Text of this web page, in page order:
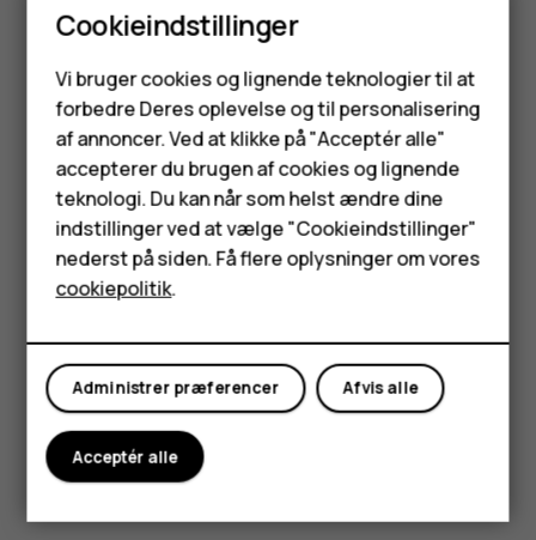
Smartphones
Feature-telefoner
Tilbehør
HMD Terra M
Tablets
Min konto
Brug netværksforbindelser selektivt: Slå kun
Bluetooth til, når det er nødvendigt. Brug en Wi-Fi-
forbindelse til at oprette forbindelse til internettet i
stedet for en mobildataforbindelse. Deaktiver
søgningen efter tilgængelige trådløse netværk på
telefonen. Tryk påIndstillinger >
Netværk og
internet
musik eller bruger telefonen på anden måde og ikke
vil modtage eller foretage opkald, skal du skifte til
flytilstand. Tryk på
Flytilstand afbryder forbindelser til mobilnetværket og slår
enhedens trådløse funktioner fra.
Cookieindstillinger
Vi bruger cookies og lignende teknologier til at
forbedre Deres oplevelse og til personalisering
af annoncer. Ved at klikke på "Acceptér alle"
accepterer du brugen af cookies og lignende
teknologi. Du kan når som helst ændre dine
indstillinger ved at vælge "Cookieindstillinger"
nederst på siden. Få flere oplysninger om vores
cookiepolitik.
Afvis alle
Administrer præferencer
Acceptér alle